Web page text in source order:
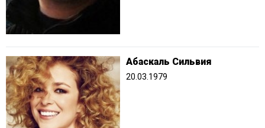
Абаскаль Сильвия
20.03.1979